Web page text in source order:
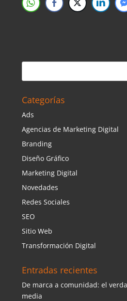
Categorías
Ads
Agencias de Marketing Digital
Branding
Diseño Gráfico
Marketing Digital
Novedades
Redes Sociales
SEO
Sitio Web
Transformación Digital
Entradas recientes
De marca a comunidad: el
media